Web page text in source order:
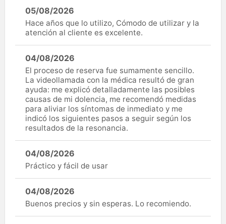
05/08/2026
Hace años que lo utilizo, Cómodo de utilizar y la
atención al cliente es excelente.
04/08/2026
El proceso de reserva fue sumamente sencillo.
La videollamada con la médica resultó de gran
ayuda: me explicó detalladamente las posibles
causas de mi dolencia, me recomendó medidas
para aliviar los síntomas de inmediato y me
indicó los siguientes pasos a seguir según los
resultados de la resonancia.
04/08/2026
Práctico y fácil de usar
04/08/2026
Buenos precios y sin esperas. Lo recomiendo.